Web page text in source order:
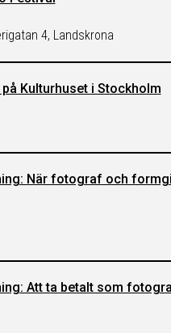
4, Landskrona
Kulturhuset i Stockholm
När fotograf och
Att ta betalt som